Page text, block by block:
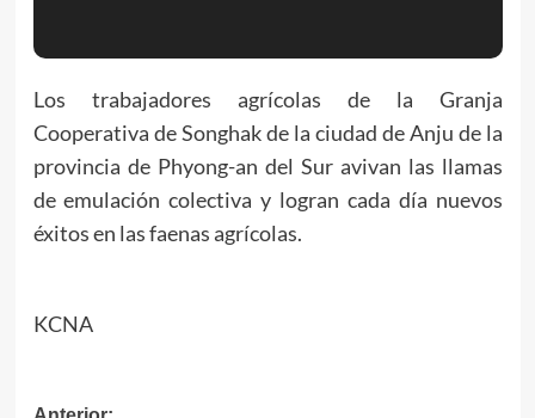
Los trabajadores agrícolas de la Granja
Cooperativa de Songhak de la ciudad de Anju de la
provincia de Phyong-an del Sur avivan las llamas
de emulación colectiva y logran cada día nuevos
éxitos en las faenas agrícolas.
KCNA